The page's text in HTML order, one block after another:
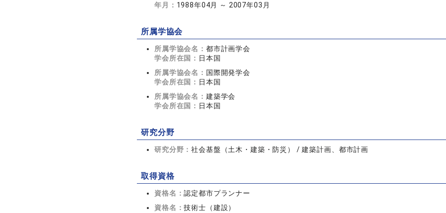
年月： 1988年04月 ～ 2007年03月
所属学協会
所属学協会名： 都市計画学会
学会所在国： 日本国
所属学協会名： 国際開発学会
学会所在国： 日本国
所属学協会名： 建築学会
学会所在国： 日本国
研究分野
研究分野：社会基盤（土木・建築・防災） / 建築計画、都市計画
取得資格
資格名：認定都市プランナー
資格名：技術士（建設）